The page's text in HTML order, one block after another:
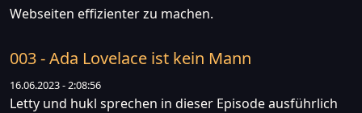
Webseiten effizienter zu machen.
003 - Ada Lovelace ist kein Mann
16.06.2023 - 2:08:56
Letty und hukl sprechen in dieser Episode ausführlich